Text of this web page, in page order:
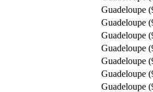
Guadeloupe
Guadeloupe
Guadeloupe
Guadeloupe
Guadeloupe
Guadeloupe
Guadeloupe